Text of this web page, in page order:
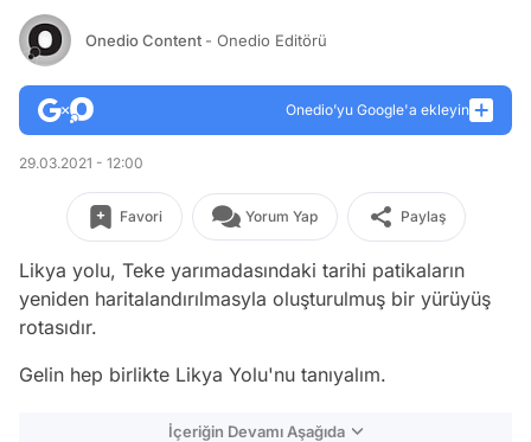
Onedio Content - Onedio Editörü
Onedio’yu Google'a ekleyin
29.03.2021 - 12:00
Favori Yorum Yap Paylaş
Likya yolu, Teke yarımadasındaki tarihi patikaların
yeniden haritalandırılmasyla oluşturulmuş bir yürüyüş
rotasıdır.
Gelin hep birlikte Likya Yolu'nu tanıyalım.
İçeriğin Devamı Aşağıda